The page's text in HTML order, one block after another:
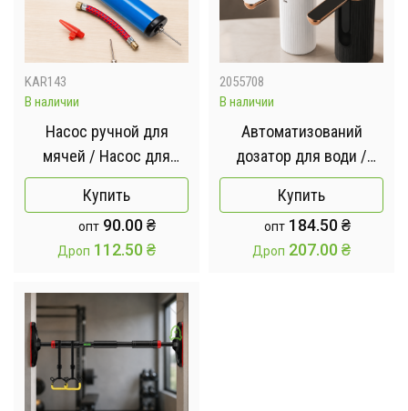
KAR143
В наличии
Насос ручной для
мячей / Насос для
надувных изделий
Купить
опт 90.00₴
Дроп 112.50₴
2055708
В наличии
Автоматизований
дозатор для води /
WATER DISPENSER /
Помпа для воды
Купить
опт 184.50₴
Дроп 207.00₴